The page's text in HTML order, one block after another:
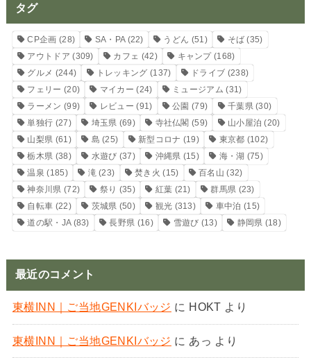
タグ
CP企画 (28) SA・PA(22) うどん (51) そば (35)
アウトドア (309) カフェ (42) キャンプ(168)
グルメ (244) トレッキング (137) ドライブ (238)
フェリー (20) マイカー (24) ミュージアム (31)
ラーメン (99) レビュー (91) 公園 (79) 千葉県 (30)
単独行 (27) 埼玉県 (69) 寺社仏閣 (59) 山小屋泊 (20)
山梨県 (61) 島 (25) 新型コロナ (19) 東京都 (102)
栃木県 (38) 水遊び (37) 沖縄県 (15) 海・湖 (75)
温泉 (185) 滝 (23) 焚き火 (15) 百名山 (32)
神奈川県 (72) 祭り (35) 紅葉 (21) 群馬県 (23)
自転車 (22) 茨城県 (50) 観光 (313) 車中泊 (15)
道の駅・JA(83) 長野県 (16) 雪遊び (13) 静岡県 (18)
最近のコメント
東横INN｜ご当地GENKIバッジ に HOKT より
東横INN｜ご当地GENKIバッジ に あっ より